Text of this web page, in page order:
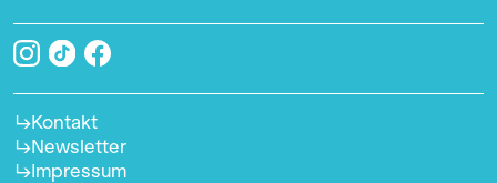
Kontakt
Newsletter
Impressum